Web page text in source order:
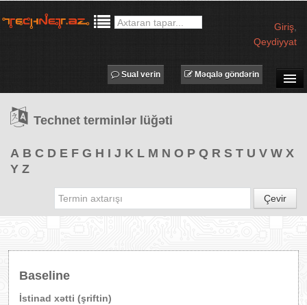
Giriş
Qeydiyyat
TƏDBİRLƏR
PROQRAMLAR
Məqalə göndərin
Sual verin
Technet terminlər lüğəti
A B C D E F G H I J K L M N O P Q R S T U V W X
Y Z
Çevir
Baseline
İstinad xətti (şriftin)